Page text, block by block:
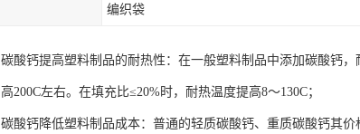
编织袋
碳酸钙提高塑料制品的耐热性：在一般塑料制品中添加碳酸钙
高200C左右。在填充比≤20%时，耐热温度提高8～130C；
碳酸钙降低塑料制品成本：普通的轻质碳酸钙、重质碳酸钙其